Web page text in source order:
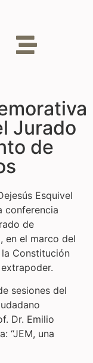
Jurado
de
Esquivel
conferencia
de
en el marco del
Constitución
sesiones del
Dr. Emilio
“JEM, una